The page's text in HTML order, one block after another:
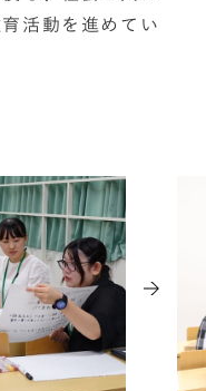
活動を進めてい